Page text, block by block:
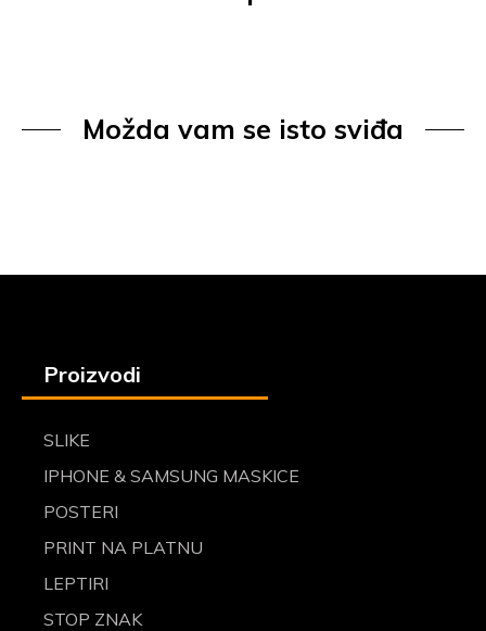
Možda vam se isto sviđa
Proizvodi
SLIKE
IPHONE & SAMSUNG MASKICE
POSTERI
PRINT NA PLATNU
LEPTIRI
STOP ZNAK